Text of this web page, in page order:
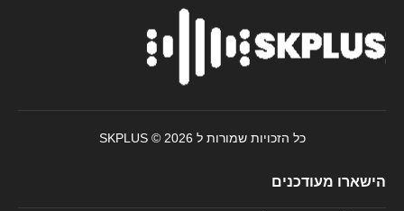
הישארו מעודכנים
כל הזכויות שמורות ל SKPLUS © 2026